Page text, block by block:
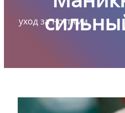
уход за ногтями